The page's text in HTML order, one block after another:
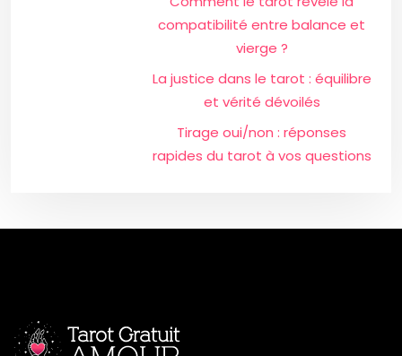
compatibilité entre balance et
vierge ?
La justice dans le tarot : équilibre
et vérité dévoilés
Tirage oui/non : réponses
rapides du tarot à vos questions